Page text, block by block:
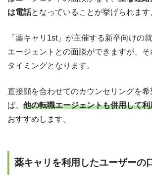
は電話となっていることが挙げられます
「薬キャリ1st」が主催する新卒向けの
エージェントとの面談ができますが、
タイミングとなります。
直接顔を合わせてのカウンセリングを
ば、 他の転職エージェントも併用して
おすすめします。
薬キャリを利用したユーザーの